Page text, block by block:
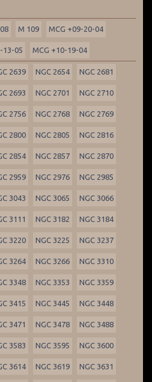
M 109 MCG +09-20-04
13-05 MCG +10-19-04
2639 NGC 2654 NGC 2681
2693 NGC 2701 NGC 2710
2756 NGC 2768 NGC 2769
2800 NGC 2805 NGC 2816
2854 NGC 2857 NGC 2870
2959 NGC 2976 NGC 2985
3043 NGC 3065 NGC 3066
3111 NGC 3182 NGC 3184
3220 NGC 3225 NGC 3237
3264 NGC 3266 NGC 3310
3348 NGC 3353 NGC 3359
3415 NGC 3445 NGC 3448
3471 NGC 3478 NGC 3488
3583 NGC 3595 NGC 3600
3614 NGC 3619 NGC 3631